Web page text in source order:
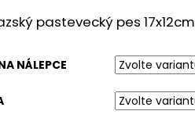
pastevecký pes 17x12cm
NÁLEPCE